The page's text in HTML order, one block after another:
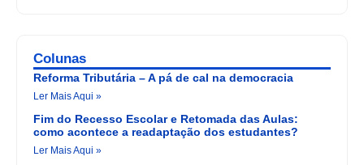
Colunas
Reforma Tributária – A pá de cal na democracia
Ler Mais Aqui »
Fim do Recesso Escolar e Retomada das Aulas:
como acontece a readaptação dos estudantes?
Ler Mais Aqui »